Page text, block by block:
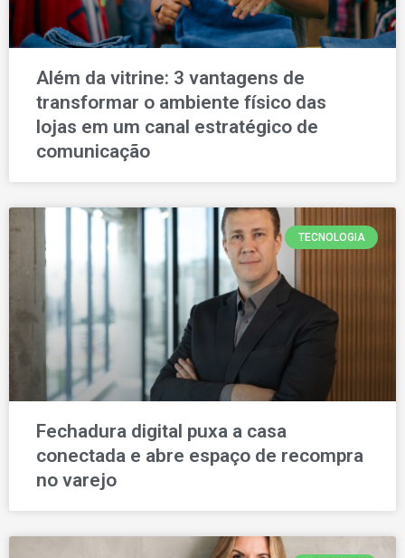
Além da vitrine: 3 vantagens de
transformar o ambiente físico das
lojas em um canal estratégico de
comunicação
TECNOLOGIA
Fechadura digital puxa a casa
conectada e abre espaço de recompra
no varejo